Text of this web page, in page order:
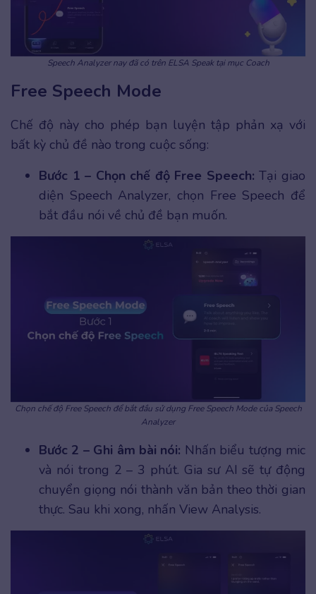
Speech Analyzer nay đã có trên ELSA Speak tại mục Coach
Free Speech Mode
Chế độ này cho phép bạn luyện tập phản xạ với
bất kỳ chủ đề nào trong cuộc sống:
Bước 1 – Chọn chế độ Free Speech: Tại giao
diện Speech Analyzer, chọn Free Speech để
bắt đầu nói về chủ đề bạn muốn.
Chọn chế độ Free Speech để bắt đầu sử dụng Free Speech Mode của Speech
Analyzer
Bước 2 – Ghi âm bài nói: Nhấn biểu tượng mic
và nói trong 2 – 3 phút. Gia sư AI sẽ tự động
chuyển giọng nói thành văn bản theo thời gian
thực. Sau khi xong, nhấn View Analysis.